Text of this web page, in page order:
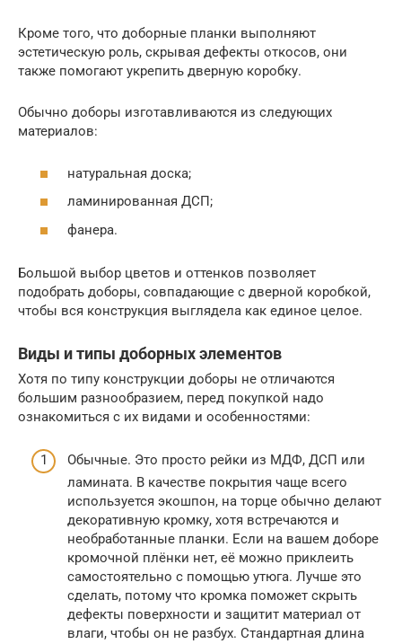
Кроме того, что доборные планки выполняют
эстетическую роль, скрывая дефекты откосов, они
также помогают укрепить дверную коробку.
Обычно доборы изготавливаются из следующих
материалов:
натуральная доска;
ламинированная ДСП;
фанера.
Большой выбор цветов и оттенков позволяет
подобрать доборы, совпадающие с дверной коробкой,
чтобы вся конструкция выглядела как единое целое.
Виды и типы доборных элементов
Хотя по типу конструкции доборы не отличаются
большим разнообразием, перед покупкой надо
ознакомиться с их видами и особенностями:
Обычные. Это просто рейки из МДФ, ДСП или
ламината. В качестве покрытия чаще всего
используется экошпон, на торце обычно делают
декоративную кромку, хотя встречаются и
необработанные планки. Если на вашем доборе
кромочной плёнки нет, её можно приклеить
самостоятельно с помощью утюга. Лучше это
сделать, потому что кромка поможет скрыть
дефекты поверхности и защитит материал от
влаги, чтобы он не разбух. Стандартная длина